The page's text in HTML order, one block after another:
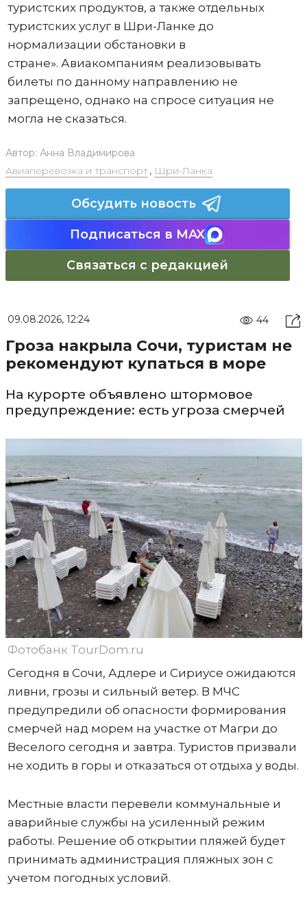
туристских продуктов, а также отдельных
туристских услуг в Шри-Ланке до
нормализации обстановки в
стране». Авиакомпаниям реализовывать
билеты по данному направлению не
запрещено, однако на спросе ситуация не
могла не сказаться.
Автор: Анна Владимирова
Авиаперевозка и транспорт, Шри-Ланка
Обсудить новость
Подписаться в MAX
Связаться с редакцией
09.08.2026, 12:24 44
Гроза накрыла Сочи, туристам не
рекомендуют купаться в море
На курорте объявлено штормовое
предупреждение: есть угроза смерчей
Фотобанк TourDom.ru
Сегодня в Сочи, Адлере и Сириусе ожидаются
ливни, грозы и сильный ветер. В МЧС
предупредили об опасности формирования
смерчей над морем на участке от Магри до
Веселого сегодня и завтра. Туристов призвали
не ходить в горы и отказаться от отдыха у воды.
Местные власти перевели коммунальные и
аварийные службы на усиленный режим
работы. Решение об открытии пляжей будет
принимать администрация пляжных зон с
учетом погодных условий.